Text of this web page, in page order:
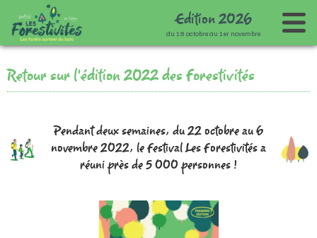
Edition2026
du 18 octobre au 1er novembre
Le festival
Les co-porteurs
Agenda
Carte des animations
Journée d'ouverture - 18 octobre
Spectacle
Animations en Isère
Infos pratiques
Archives
Agenda des éditions précédentes
Retour sur les Forestivités 2022
Retour sur les Forestivités 2024
Partenaires
Partenaires
Mécènat
Espace presse
Contact
Retour sur l'édition 2022 des Forestivités
Pendant deux semaines, du 22 octobre au 6
novembre 2022, le Festival Les Forestivités a
réuni près de 5 000 personnes !